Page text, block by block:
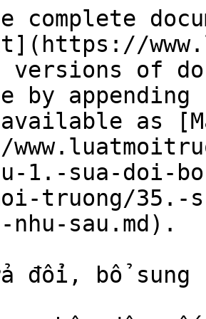
complete
versions of
by
as
1.-sua-doi-
truong/35.-
nhu-sau.md).
đổi, bổ sung